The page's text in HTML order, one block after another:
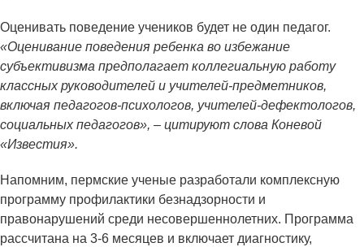
Оценивать поведение учеников будет не один педагог.
«Оценивание поведения ребенка во избежание
субъективизма предполагает коллегиальную работу
классных руководителей и учителей-предметников,
включая педагогов-психологов, учителей-дефектологов,
социальных педагогов», – цитируют слова Коневой
«Известия».
Напомним, пермские ученые разработали комплексную
программу профилактики безнадзорности и
правонарушений среди несовершеннолетних. Программа
рассчитана на 3-6 месяцев и включает диагностику,